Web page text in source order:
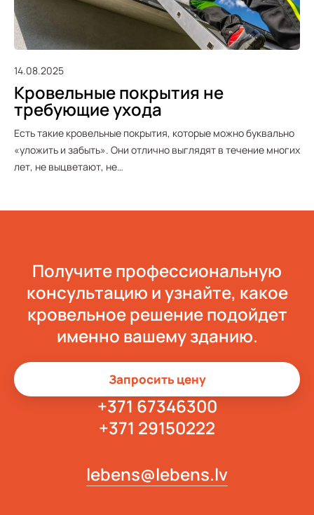
14.08.2025
Кровельные покрытия не
требующие ухода
Есть такие кровельные покрытия, которые можно буквально
«уложить и забыть». Они отлично выглядят в течение многих
лет, не выцветают, не…
Получите профессиональную
консультацию и узнайте, какое
кровельное решение подойдет
именно вашему зданию.
Запросить цену
+371 67346300
+371 29150222
lebens@lebens.lv